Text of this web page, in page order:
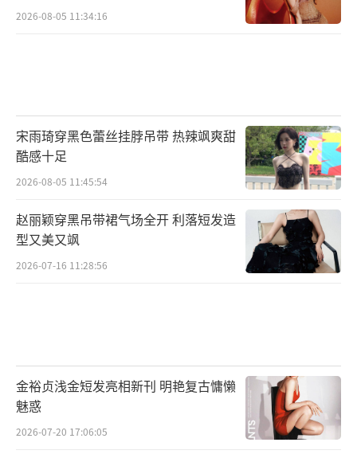
2026-08-05 11:34:16
宋雨琦穿黑色蕾丝挂脖吊带 热辣飒爽甜
酷感十足
2026-08-05 11:45:54
赵丽颖穿黑吊带裙气场全开 利落短发造
型又美又飒
2026-07-16 11:28:56
金裕贞浅金短发亮相新刊 明艳复古慵懒
魅惑
2026-07-20 17:06:05